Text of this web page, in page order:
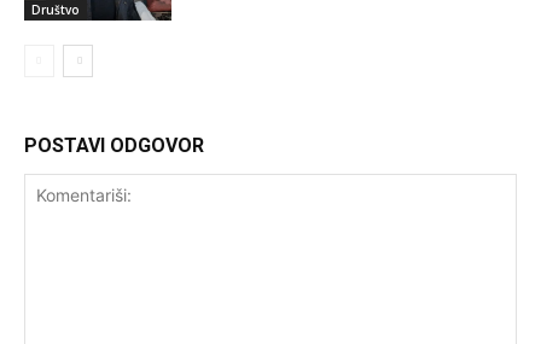
Društvo
POSTAVI ODGOVOR